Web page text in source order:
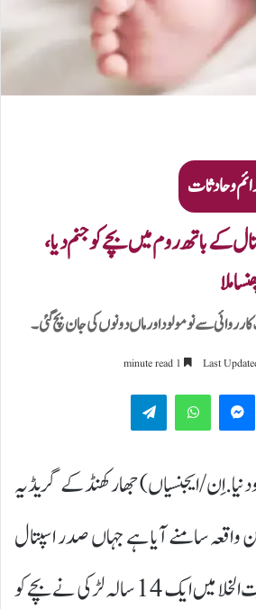
و حادثات
کے باتھ روم میں بچے کو جنم دیا،
ملا
سے نومولود اور ماں دونوں کی جان بچ گئی۔
Last
LinkedIn
WhatsApp
ایجنسیاں) جھارکھنڈ کے گریڈیہ
سامنے آیا ہے جہاں صدر اسپتال
کے احاطے میں واقع بیت الخلا میں ایک 14 سالہ لڑکی نے بچے کو